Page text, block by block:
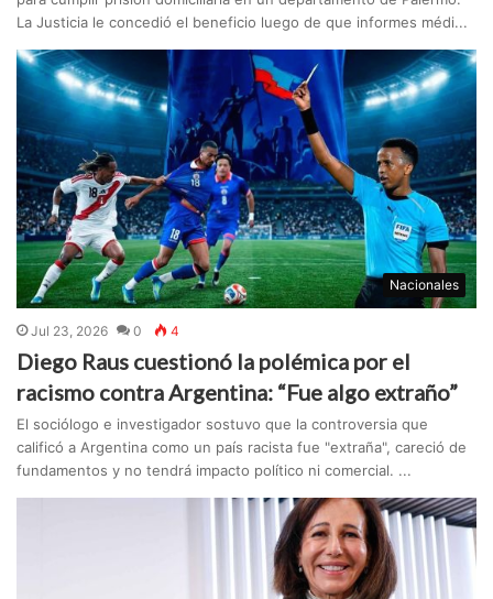
La Justicia le concedió el beneficio luego de que informes médi...
Nacionales
Jul 23, 2026 0 4
Diego Raus cuestionó la polémica por el
racismo contra Argentina: “Fue algo extraño”
El sociólogo e investigador sostuvo que la controversia que
calificó a Argentina como un país racista fue "extraña", careció de
fundamentos y no tendrá impacto político ni comercial. ...